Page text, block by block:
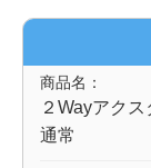
商品名：
２Wayアク
通常